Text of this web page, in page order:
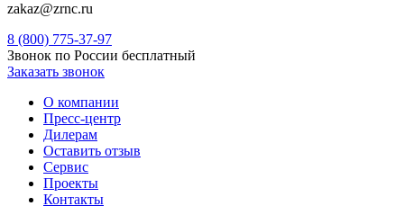
zakaz@zrnc.ru
8 (800) 775-37-97
Звонок по России бесплатный
Заказать звонок
О компании
Пресс-центр
Дилерам
Оставить отзыв
Сервис
Проекты
Контакты